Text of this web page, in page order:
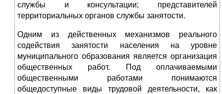
службы и консультации; представителей
территориальных органов службы занятости.
Одним из действенных механизмов реального
содействия занятости населения на уровне
муниципального образования является организация
общественных работ. Под оплачиваемыми
общественными работами понимаются
общедоступные виды трудовой деятельности, как